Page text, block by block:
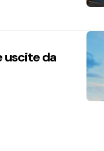
uscite da